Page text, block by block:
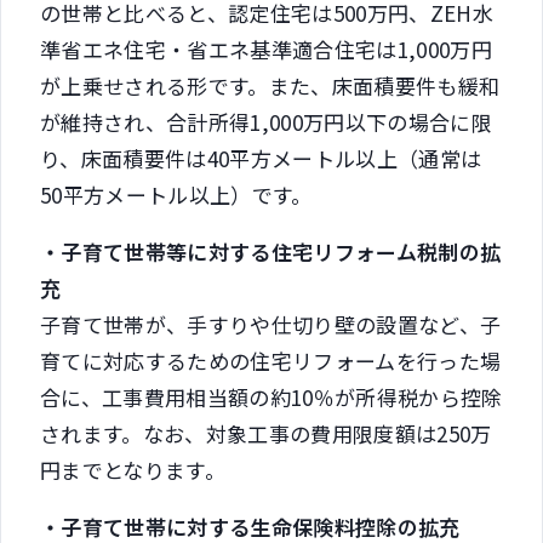
の世帯と比べると、認定住宅は500万円、ZEH水
準省エネ住宅・省エネ基準適合住宅は1,000万円
が上乗せされる形です。また、床面積要件も緩和
が維持され、合計所得1,000万円以下の場合に限
り、床面積要件は40平方メートル以上（通常は
50平方メートル以上）です。
・子育て世帯等に対する住宅リフォーム税制の拡
充
子育て世帯が、手すりや仕切り壁の設置など、子
育てに対応するための住宅リフォームを行った場
合に、工事費用相当額の約10％が所得税から控除
されます。なお、対象工事の費用限度額は250万
円までとなります。
・子育て世帯に対する生命保険料控除の拡充